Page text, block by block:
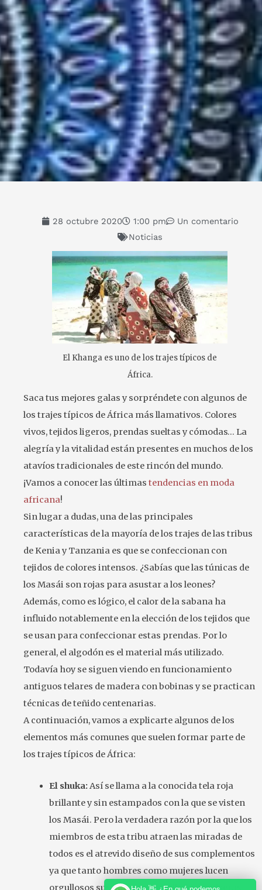
28 octubre 2020 1:00 pm
Un comentario
Noticias
El Khanga es uno de los trajes típicos de
África.
Saca tus mejores galas y sorpréndete con algunos de
los trajes típicos de África más llamativos. Colores
vivos, tejidos ligeros, prendas sueltas y cómodas… La
alegría y la vitalidad están presentes en muchos de los
atavíos tradicionales de este rincón del mundo.
¡Vamos a conocer las últimas tendencias en moda
africana!
Sin lugar a dudas, una de las principales
características de la mayoría de los trajes de las tribus
de Kenia y Tanzania es que se confeccionan con
tejidos de colores intensos. ¿Sabías que las túnicas de
los Masái son rojas para asustar a los leones?
Además, como es lógico, el calor de la sabana ha
influido notablemente en la elección de los tejidos que
se usan para confeccionar estas prendas. Por lo
general, el algodón es el material más utilizado.
Todavía hoy se siguen viendo en funcionamiento
antiguos telares de madera con bobinas y se practican
técnicas de teñido centenarias.
A continuación, vamos a explicarte algunos de los
elementos más comunes que suelen formar parte de
los trajes típicos de África:
El shuka:Así se llama a la conocida tela roja
brillante y sin estampados con la que se visten
los Masái. Pero la verdadera razón por la que los
miembros de esta tribu atraen las miradas de
todos es el atrevido diseño de sus complementos
ya que tanto hombres como mujeres lucen
orgullosos sus cinturones, collares o pulseras